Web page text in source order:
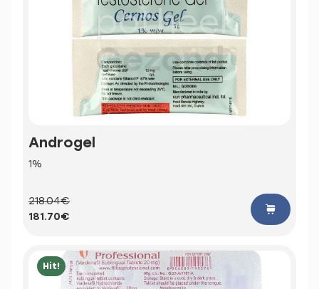
Androgel
1%
218.04€
181.70€
Hit!